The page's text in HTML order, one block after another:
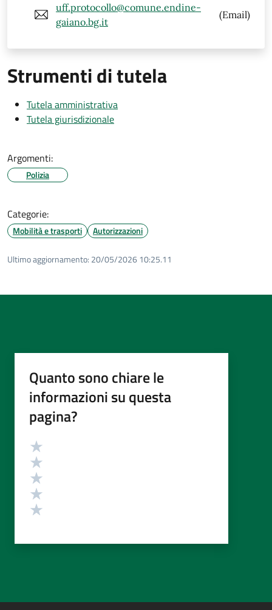
uff.protocollo@comune.endine-
gaiano.bg.it
(Email)
Strumenti di tutela
Tutela amministrativa
Tutela giurisdizionale
Argomenti:
Polizia
Categorie:
Mobilità e trasporti Autorizzazioni
Ultimo aggiornamento: 20/05/2026 10:25.11
Quanto sono chiare le
informazioni su questa
pagina?
Valutazione